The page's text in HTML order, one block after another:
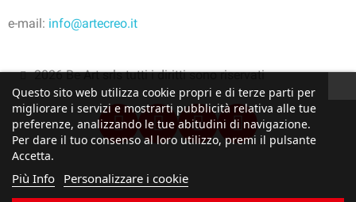
e-mail: info@artecreo.it
2026 Be Art srls tutti i diritti sono riservati
Questo sito web utilizza cookie propri e di terze parti per
migliorare i servizi e mostrarti pubblicità relativa alle tue
preferenze, analizzando le tue abitudini di navigazione.
Per dare il tuo consenso al loro utilizzo, premi il pulsante
Accetta.
Più Info Personalizzare i cookie